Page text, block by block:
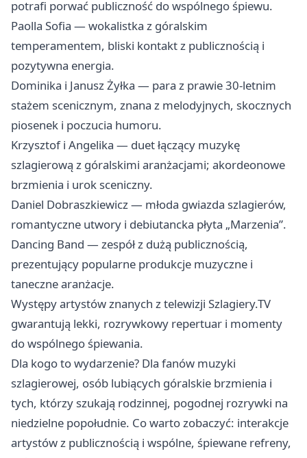
potrafi porwać publiczność do wspólnego śpiewu.
Paolla Sofia — wokalistka z góralskim
temperamentem, bliski kontakt z publicznością i
pozytywna energia.
Dominika i Janusz Żyłka — para z prawie 30-letnim
stażem scenicznym, znana z melodyjnych, skocznych
piosenek i poczucia humoru.
Krzysztof i Angelika — duet łączący muzykę
szlagierową z góralskimi aranżacjami; akordeonowe
brzmienia i urok sceniczny.
Daniel Dobraszkiewicz — młoda gwiazda szlagierów,
romantyczne utwory i debiutancka płyta „Marzenia”.
Dancing Band — zespół z dużą publicznością,
prezentujący popularne produkcje muzyczne i
taneczne aranżacje.
Występy artystów znanych z telewizji Szlagiery.TV
gwarantują lekki, rozrywkowy repertuar i momenty
do wspólnego śpiewania.
Dla kogo to wydarzenie? Dla fanów muzyki
szlagierowej, osób lubiących góralskie brzmienia i
tych, którzy szukają rodzinnej, pogodnej rozrywki na
niedzielne popołudnie. Co warto zobaczyć: interakcje
artystów z publicznością i wspólne, śpiewane refreny,